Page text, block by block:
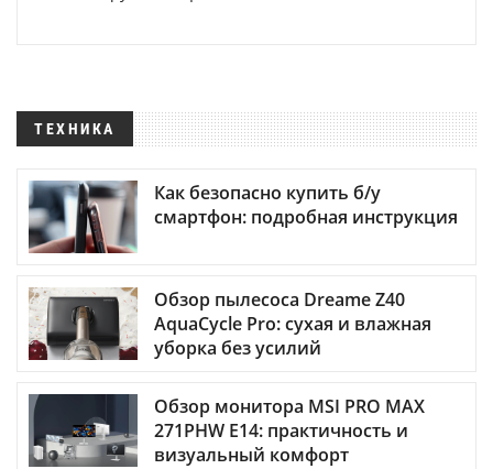
ТЕХНИКА
Как безопасно купить б/у
смартфон: подробная инструкция
Обзор пылесоса Dreame Z40
AquaCycle Pro: сухая и влажная
уборка без усилий
Обзор монитора MSI PRO MAX
271PHW E14: практичность и
визуальный комфорт